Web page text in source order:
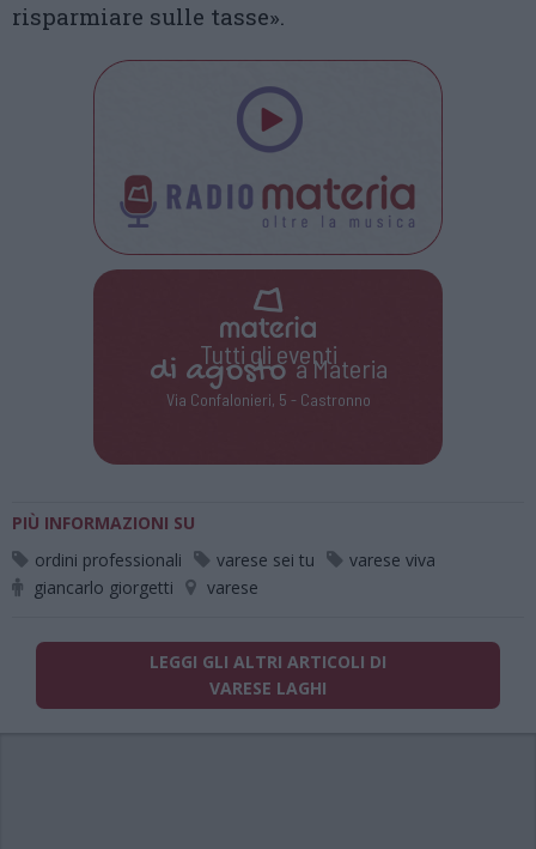
risparmiare sulle tasse».
Tutti gli eventi
di agostoa Materia
Via Confalonieri, 5 - Castronno
PIÙ INFORMAZIONI SU
ordini professionali
varese sei tu
varese viva
giancarlo giorgetti
varese
LEGGI GLI ALTRI ARTICOLI DI
VARESE LAGHI